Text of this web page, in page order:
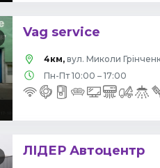
Vag service
4км, вул. Миколи
Пн-Пт 10:00 – 17:00
ЛІДЕР Автоцентр